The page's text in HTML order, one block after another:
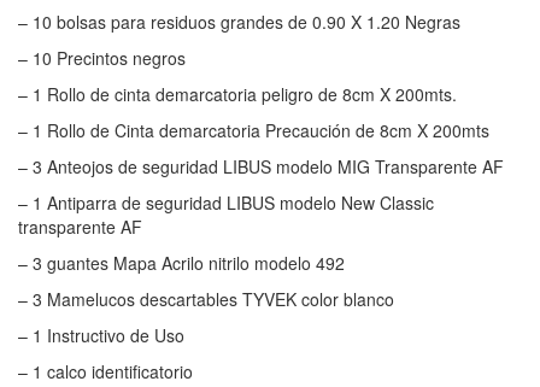
– 10 bolsas para residuos grandes de 0.90 X 1.20 Negras
– 10 Precintos negros
– 1 Rollo de cinta demarcatoria peligro de 8cm X 200mts.
– 1 Rollo de Cinta demarcatoria Precaución de 8cm X 200mts
– 3 Anteojos de seguridad LIBUS modelo MIG Transparente AF
– 1 Antiparra de seguridad LIBUS modelo New Classic
transparente AF
– 3 guantes Mapa Acrilo nitrilo modelo 492
– 3 Mamelucos descartables TYVEK color blanco
– 1 Instructivo de Uso
– 1 calco identificatorio